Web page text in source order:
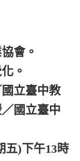
會。
。
立臺中教
國立臺中
五)下午13時